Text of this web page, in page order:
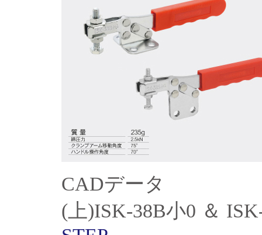
CADデータ
(上)ISK-38B小0 ＆